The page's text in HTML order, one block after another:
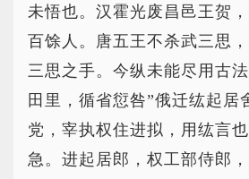
未悟也。汉霍光废昌邑王贺
百馀人。唐五王不杀武三思
三思之手。今纵未能尽用古
田里，循省愆咎”俄迁纮起居
党，宰执权住进拟，用纮言
急。进起居郎，权工部侍郎